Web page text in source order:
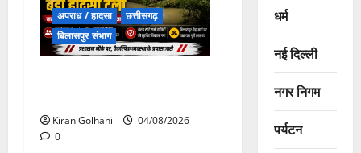
अपराध / हादसा
छत्तीसगढ़
बिलासपुर संभाग
Kiran Golhani
04/08/2026
0
धर्म
नई दिल्ली
नगर निगम
पर्यटन